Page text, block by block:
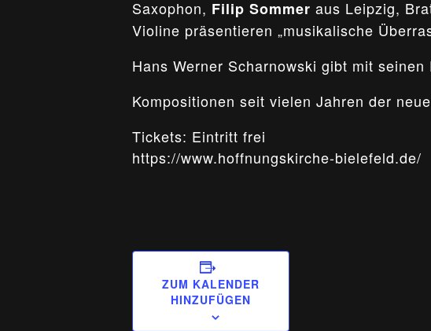
Saxophon, Filip Sommer aus Leipzig,
Violine präsentieren „musikalische
Hans Werner Scharnowski gibt mit
Kompositionen seit vielen Jahren der
Tickets: Eintritt frei
https://www.hoffnungskirche-bielefeld.de/
ZUM KALENDER
HINZUFÜGEN